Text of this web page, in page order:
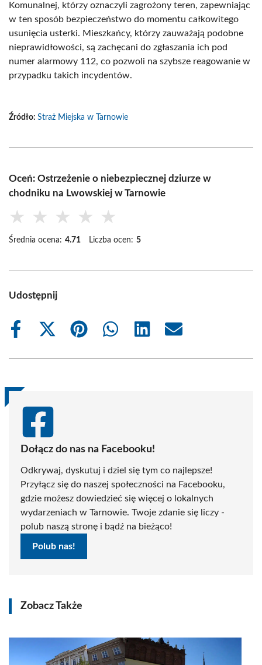
Komunalnej, którzy oznaczyli zagrożony teren, zapewniając
w ten sposób bezpieczeństwo do momentu całkowitego
usunięcia usterki. Mieszkańcy, którzy zauważają podobne
nieprawidłowości, są zachęcani do zgłaszania ich pod
numer alarmowy 112, co pozwoli na szybsze reagowanie w
przypadku takich incydentów.
Źródło: Straż Miejska w Tarnowie
Oceń: Ostrzeżenie o niebezpiecznej dziurze w
chodniku na Lwowskiej w Tarnowie
★ ★ ★ ★ ★
Średnia ocena: 4.71 Liczba ocen: 5
Udostępnij
Share
Share
(Twitter)
Share
Share
Share
Share
Dołącz do nas na Facebooku!
Odkrywaj, dyskutuj i dziel się tym co najlepsze!
Przyłącz się do naszej społeczności na Facebooku,
gdzie możesz dowiedzieć się więcej o lokalnych
wydarzeniach w Tarnowie. Twoje zdanie się liczy -
polub naszą stronę i bądź na bieżąco!
Polub nas!
Zobacz Także